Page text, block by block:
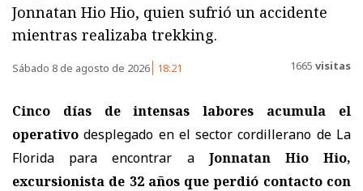
Jonnatan Hio Hio, quien sufrió un accidente
mientras realizaba trekking.
Sábado 8 de agosto de 2026 18:21 1665 visitas
Cinco días de intensas labores acumula el
operativo desplegado en el sector cordillerano de La
Florida para encontrar a Jonnatan Hio Hio,
excursionista de 32 años que perdió contacto con